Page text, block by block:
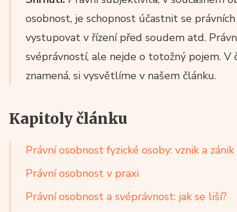
osobnost, je schopnost účastnit se
vystupovat v řízení před soudem atd.
svéprávností, ale nejde o totožný pojem.
znamená, si vysvětlíme v našem článku.
Kapitoly článku
Právní osobnost fyzické osoby: vznik a zánik
Právní osobnost v praxi
Právní osobnost a svéprávnost: jak se liší?